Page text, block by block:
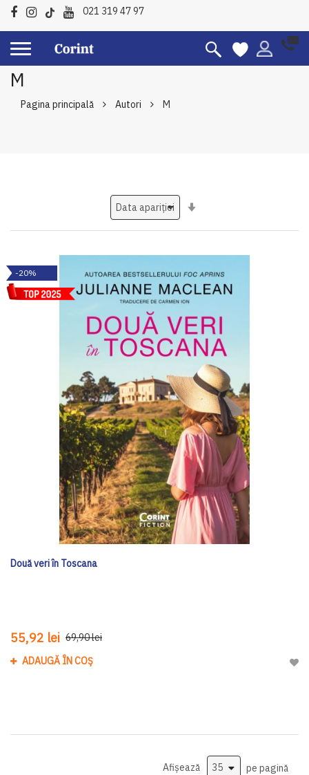
021 319 47 97
M
Pagina principală Autori M
-20%
Două veri în Toscana
55,92 lei 69,90 lei
ADAUGĂ ÎN COȘ
Afișează pe pagină